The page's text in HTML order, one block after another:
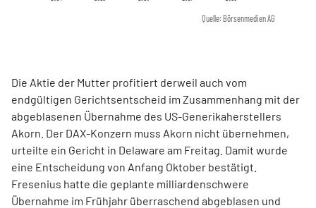
Quelle: Börsenmedien AG
Die Aktie der Mutter profitiert derweil auch vom
endgültigen Gerichtsentscheid im Zusammenhang mit der
abgeblasenen Übernahme des US-Generikaherstellers
Akorn. Der DAX-Konzern muss Akorn nicht übernehmen,
urteilte ein Gericht in Delaware am Freitag. Damit wurde
eine Entscheidung von Anfang Oktober bestätigt.
Fresenius hatte die geplante milliardenschwere
Übernahme im Frühjahr überraschend abgeblasen und